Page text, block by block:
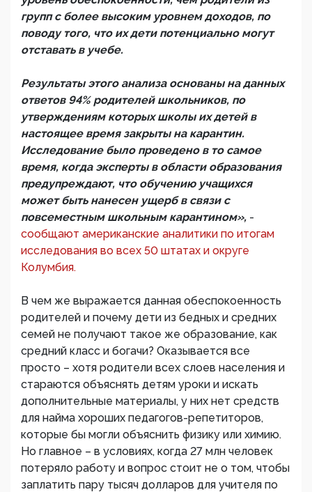
групп с более высоким уровнем доходов, по
поводу того, что их дети потенциально могут
отставать в учебе.
Результаты этого анализа основаны на данных
ответов 94% родителей школьников, по
утверждениям которых школы их детей в
настоящее время закрыты на карантин.
Исследование было проведено в то самое
время, когда эксперты в области образования
предупреждают, что обучению учащихся
может быть нанесен ущерб в связи с
повсеместным школьным карантином», -
сообщают американские аналитики по итогам
исследования во всех 50 штатах и округе
Колумбия.
В чем же выражается данная обеспокоенность
родителей и почему дети из бедных и средних
семей не получают такое же образование, как
средний класс и богачи? Оказывается все
просто – хотя родители всех слоев населения и
стараются объяснять детям уроки и искать
дополнительные материалы, у них нет средств
для найма хороших педагогов-репетиторов,
которые бы могли объяснить физику или химию.
Но главное – в условиях, когда 27 млн человек
потеряло работу и вопрос стоит не о том, чтобы
заплатить пару тысяч долларов для учителя по